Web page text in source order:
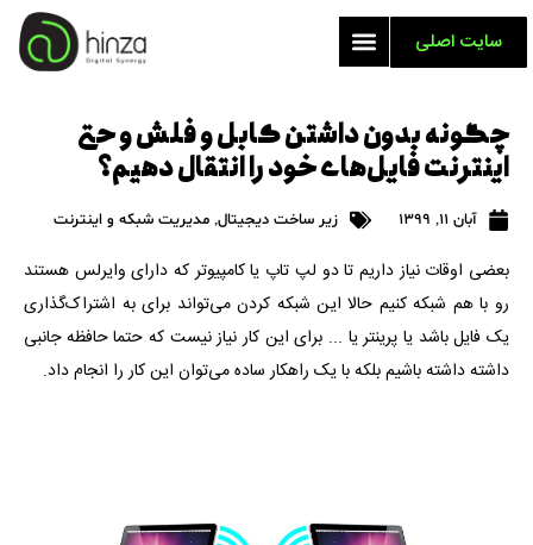
سایت اصلی
چگونه بدون داشتن کابل و فلش و حتی
اینترنت فایل‌های خود را انتقال دهیم؟
آبان 11, 1399 زیر ساخت دیجیتال, مدیریت شبکه و اینترنت
بعضی اوقات نیاز داریم تا دو لپ تاپ یا کامپیوتر که دارای وایرلس هستند
رو با هم شبکه کنیم حالا این شبکه کردن می‌تواند برای به اشتراک‌گذاری
یک فایل باشد یا پرینتر یا ... برای این کار نیاز نیست که حتما حافظه جانبی
داشته داشته باشیم بلکه با یک راهکار ساده می‌توان این کار را انجام داد.